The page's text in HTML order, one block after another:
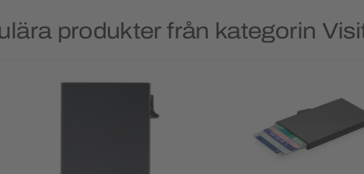
produkter från kategorin